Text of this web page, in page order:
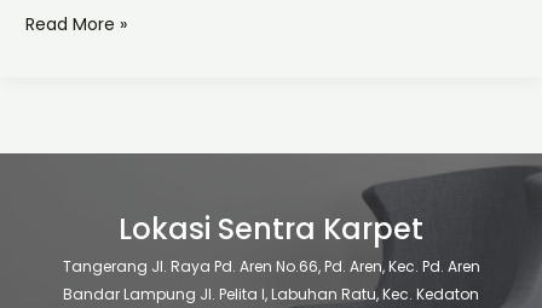
Read More »
Lokasi Sentra Karpet
Tangerang Jl. Raya Pd. Aren No.66, Pd. Aren, Kec. Pd. Aren
Bandar Lampung Jl. Pelita I, Labuhan Ratu, Kec. Kedaton